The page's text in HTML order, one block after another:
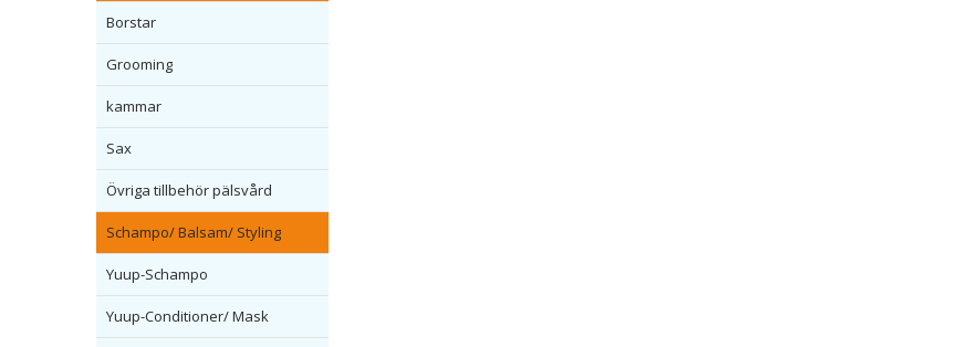
Borstar
Grooming
kammar
Sax
Övriga tillbehör pälsvård
Schampo/ Balsam/ Styling
Yuup-Schampo
Yuup-Conditioner/ Mask